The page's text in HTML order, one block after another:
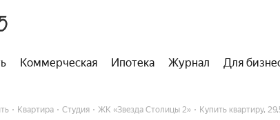
Коммерческая Ипотека Журнал Для
Квартира Студия ЖК «Звезда Столицы 2» Купить квартиру,